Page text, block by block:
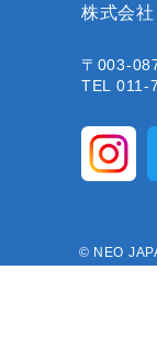
株式会社
〒003-
TEL
© NEO